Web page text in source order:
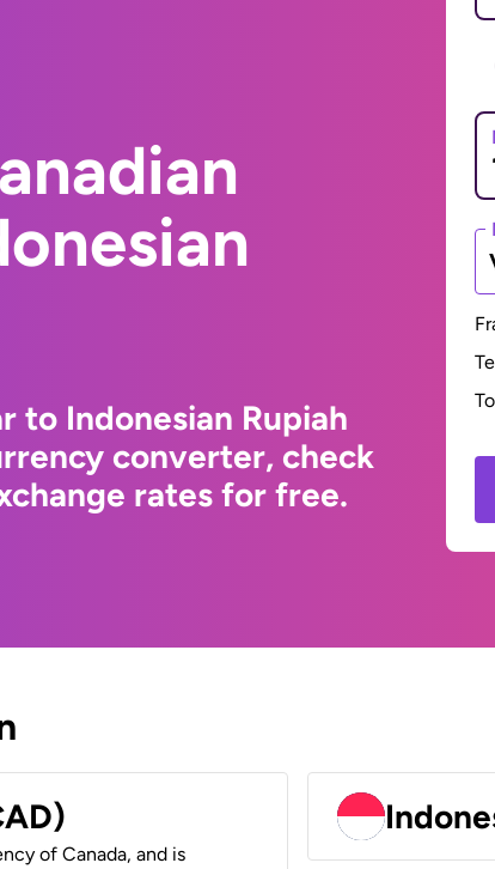
to Indonesian Rupiah
converter, check
rates for free.
of Canada, and is